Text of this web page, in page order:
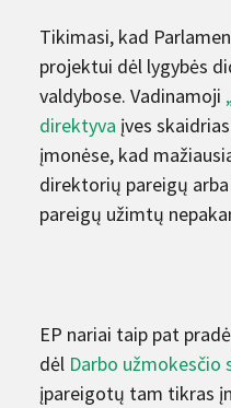
Tikimasi, kad
projektui dėl lygybės
valdybose. Vadinamoji
direktyva įves
įmonėse, kad
direktorių pareigų
pareigų užimtų
EP nariai taip pat
dėl Darbo
įpareigotų tam tikras